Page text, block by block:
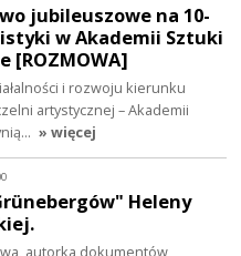
jubileuszowe na 10-
w Akademii Sztuki
[ROZMOWA]
i rozwoju kierunku
artystycznej – Akademii
» więcej
Heleny
autorka dokumentów